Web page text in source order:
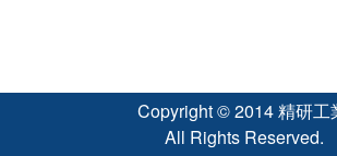
Copyright © 2014 精研工
All Rights Reserved.